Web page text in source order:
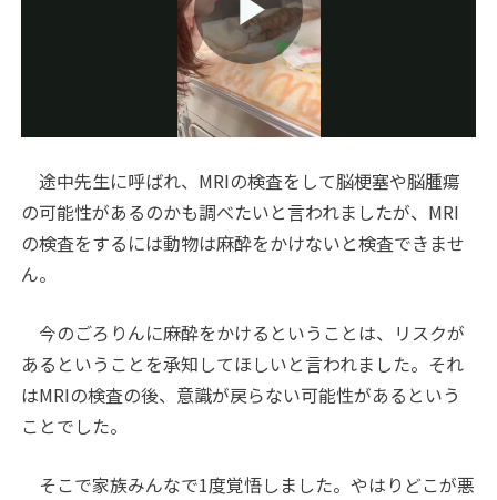
Play
Video
途中先生に呼ばれ、MRIの検査をして脳梗塞や脳腫瘍
の可能性があるのかも調べたいと言われましたが、MRI
の検査をするには動物は麻酔をかけないと検査できませ
ん。
今のごろりんに麻酔をかけるということは、リスクが
あるということを承知してほしいと言われました。それ
はMRIの検査の後、意識が戻らない可能性があるという
ことでした。
そこで家族みんなで1度覚悟しました。やはりどこが悪